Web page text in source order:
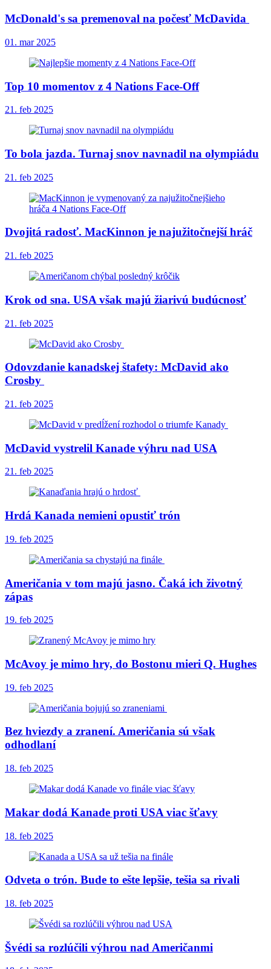
McDonald's sa premenoval na počesť McDavida
01. mar 2025
Top 10 momentov z 4 Nations Face-Off
21. feb 2025
To bola jazda. Turnaj snov navnadil na olympiádu
21. feb 2025
Dvojitá radosť. MacKinnon je najužitočnejší hráč
21. feb 2025
Krok od sna. USA však majú žiarivú budúcnosť
21. feb 2025
Odovzdanie kanadskej štafety: McDavid ako
Crosby
21. feb 2025
McDavid vystrelil Kanade výhru nad USA
21. feb 2025
Hrdá Kanada nemieni opustiť trón
19. feb 2025
Američania v tom majú jasno. Čaká ich životný
zápas
19. feb 2025
McAvoy je mimo hry, do Bostonu mieri Q. Hughes
19. feb 2025
Bez hviezdy a zranení. Američania sú však
odhodlaní
18. feb 2025
Makar dodá Kanade proti USA viac šťavy
18. feb 2025
Odveta o trón. Bude to ešte lepšie, tešia sa rivali
18. feb 2025
Švédi sa rozlúčili výhrou nad Američanmi